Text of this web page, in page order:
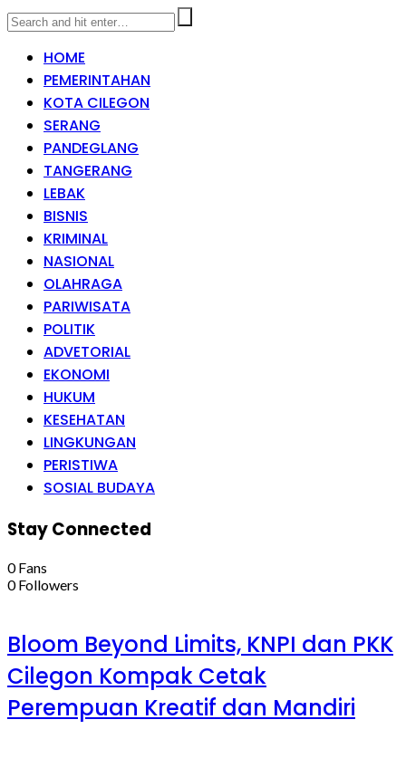
HOME
PEMERINTAHAN
KOTA CILEGON
SERANG
PANDEGLANG
TANGERANG
LEBAK
BISNIS
KRIMINAL
NASIONAL
OLAHRAGA
PARIWISATA
POLITIK
ADVETORIAL
EKONOMI
HUKUM
KESEHATAN
LINGKUNGAN
PERISTIWA
SOSIAL BUDAYA
Stay Connected
0 Fans
0 Followers
Bloom Beyond Limits, KNPI dan PKK
Cilegon Kompak Cetak
Perempuan Kreatif dan Mandiri